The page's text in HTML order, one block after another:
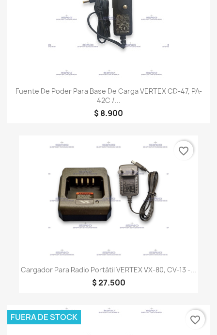
Fuente De Poder Para Base De Carga VERTEX CD-47, PA-
42C /...
$ 8.900
Cargador Para Radio Portátil VERTEX VX-80, CV-13 -...
$ 27.500
favorite_border
FUERA DE STOCK favorite_border